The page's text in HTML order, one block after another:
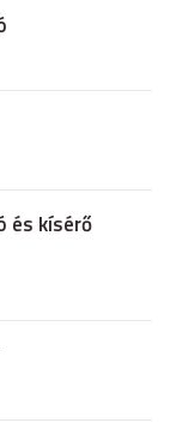
és kísérő